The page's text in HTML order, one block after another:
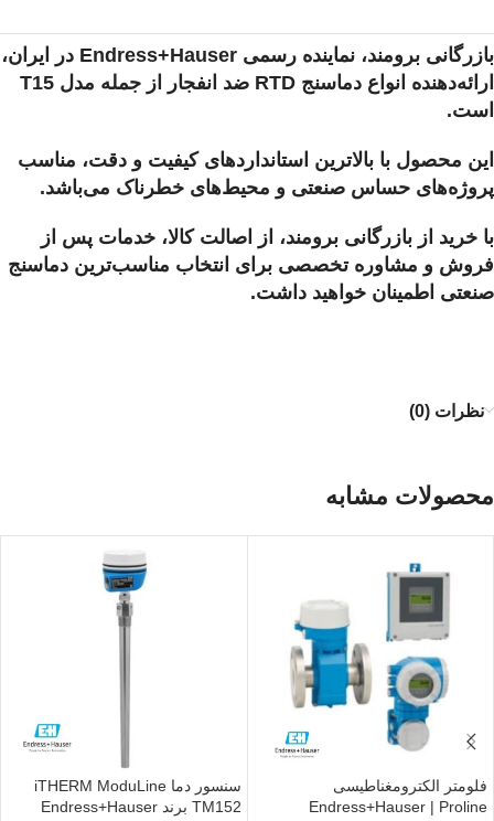
بازرگانی برومند، نماینده رسمی Endress+Hauser در ایران،
ارائه‌دهنده انواع دماسنج RTD ضد انفجار از جمله مدل T15
است.
این محصول با بالاترین استانداردهای کیفیت و دقت، مناسب
پروژه‌های حساس صنعتی و محیط‌های خطرناک می‌باشد.
با خرید از بازرگانی برومند، از اصالت کالا، خدمات پس از
فروش و مشاوره تخصصی برای انتخاب مناسب‌ترین دماسنج
صنعتی اطمینان خواهید داشت.
نظرات (0)
محصولات مشابه
فلومتر الکترومغناطیسی
Endress+Hauser | Proline
سنسور دما iTHERM ModuLine
TM152 برند Endress+Hauser